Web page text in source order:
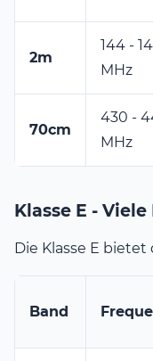
2m
144 -
MHz
70cm
430 -
MHz
Klasse E -
Die Klasse E
Band